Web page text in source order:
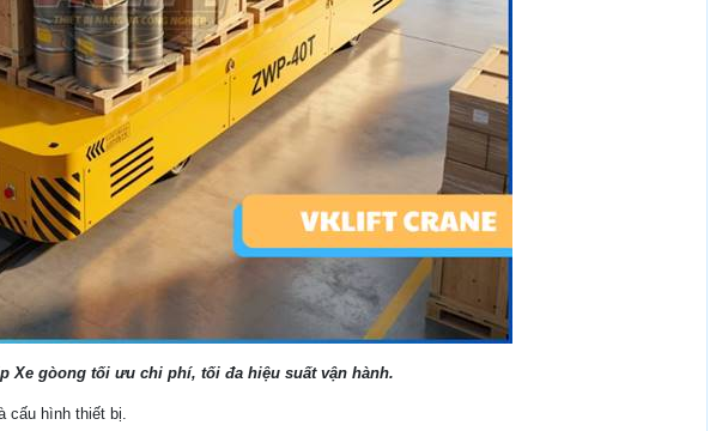
Xe gòong tối ưu chi phí, tối đa hiệu suất vận hành.
cấu hình thiết bị.